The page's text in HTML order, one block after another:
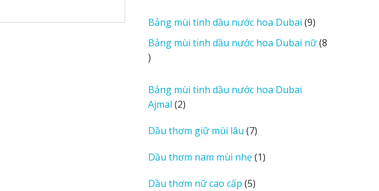
v
e
phẩm
Bảng mùi tinh dầu nước hoa Dubai 99
sản
phẩm
Bảng mùi tinh dầu nước hoa Dubai nữ 8
8
phẩm
Bảng mùi tinh dầu nước hoa Dubai
Ajmal 22
phẩm
Dầu thơm giữ mùi lâu 77
phẩm
Dầu thơm nam mùi nhẹ 11
Dầu thơm nữ cao cấp 55